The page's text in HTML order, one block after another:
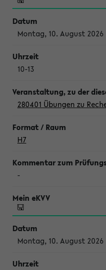
Montag, 10. August 2026
10-13
280401 Übungen zu
H7
-
Montag, 10. August 2026